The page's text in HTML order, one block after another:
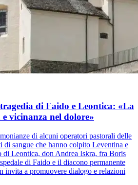
di Faido e Leontica: «La
e vicinanza nel dolore»
di alcuni operatori pastorali delle
sangue che hanno colpito Leventina e
Leontica, don Andrea Iskra, fra Boris
di Faido e il diacono permanente
invita a promuovere dialogo e relazioni